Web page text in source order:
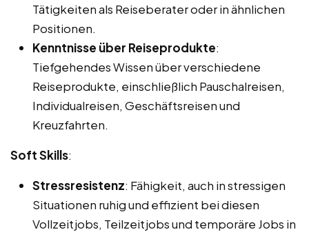
Tätigkeiten als Reiseberater oder in ähnlichen
Positionen.
Kenntnisse über Reiseprodukte:
Tiefgehendes Wissen über verschiedene
Reiseprodukte, einschließlich Pauschalreisen,
Individualreisen, Geschäftsreisen und
Kreuzfahrten.
Soft Skills:
Stressresistenz: Fähigkeit, auch in stressigen
Situationen ruhig und effizient bei diesen
Vollzeitjobs, Teilzeitjobs und temporäre Jobs in